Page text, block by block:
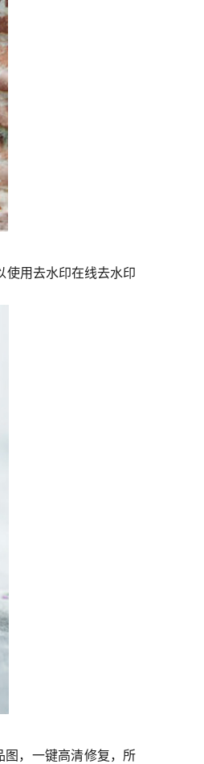
使用去水印在线去水印
，一键高清修复，所